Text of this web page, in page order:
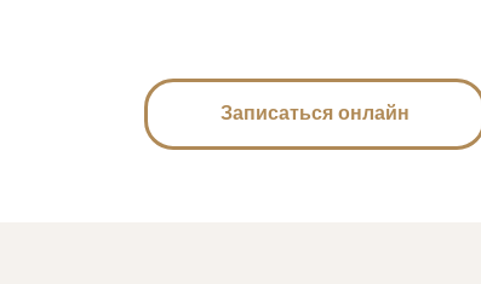
Записаться онлайн